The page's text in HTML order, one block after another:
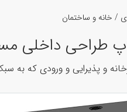
/ خانه و ساختمان
طراحی داخلی
و پذیرایی و ورودی که به